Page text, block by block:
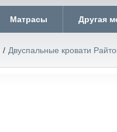
Матрасы Другая
/ Двуспальные кровати